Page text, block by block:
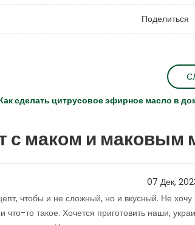
Поделиться
сделать цитрусовое эфирное масло в
с маком и маковым
07 Дек,
чтобы и не сложный, но и вкусный. Не хочу
что-то такое. Хочется приготовить наши,